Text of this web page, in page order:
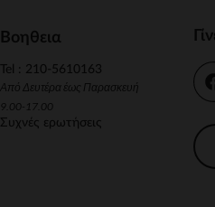
Βοηθεια
Tel : 210-5610163
Από Δευτέρα έως Παρασκευή
9.00-17.00
Συχνές ερωτήσεις